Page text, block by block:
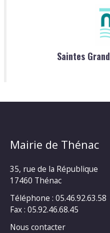
Saintes
Mairie de Thénac
35, rue de la République
17460 Thénac
Téléphone : 05.46.92.63.58
Fax : 05.92.46.68.45
Nous contacter